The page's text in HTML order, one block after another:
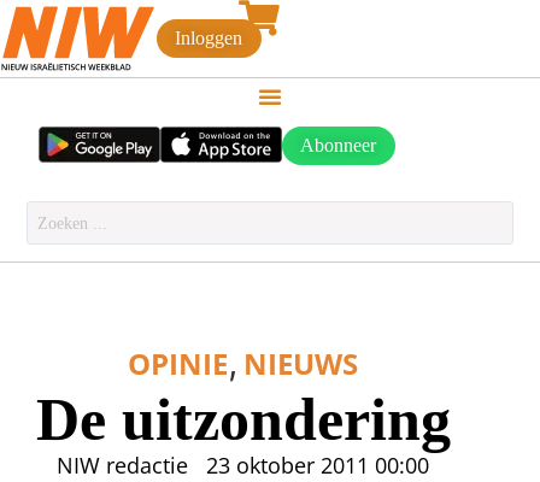
Inloggen
Abonneer
OPINIE, NIEUWS
De uitzondering
NIW redactie 23 oktober 2011 00:00